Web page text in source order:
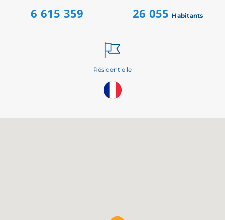
6 615 359 26 055 Habitants
Résidentielle